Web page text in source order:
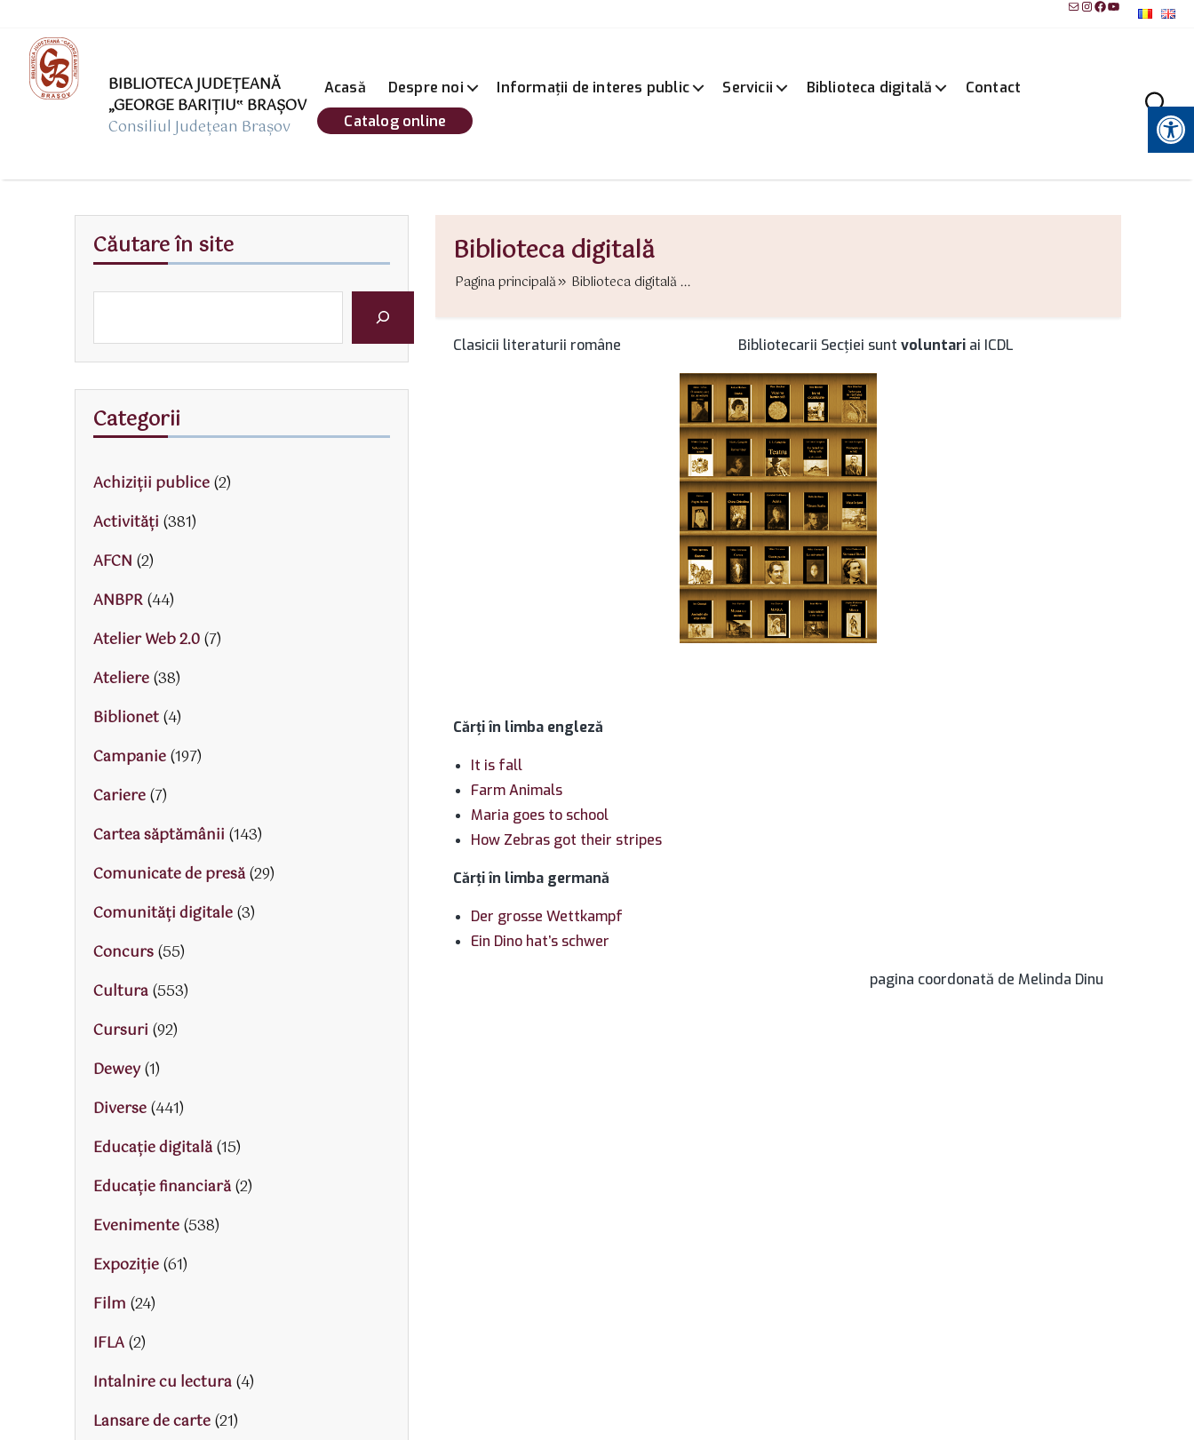
MailInstagram
Facebook
YouTube
BIBLIOTECA JUDEȚEANĂ
„GEORGE BARIŢIU‟ BRAŞOV
Consiliul Județean Brașov
Acasă Despre noi Informații de interes public Servicii Biblioteca digitală
Contact
Catalog online
Instrumente pentru accesibilitate
Biblioteca digitală
Pagina principală Biblioteca digitală ...
Clasicii literaturii române Bibliotecarii Secţiei sunt voluntari ai ICDL
Cărţi în limba engleză
It is fall
Farm Animals
Maria goes to school
How Zebras got their stripes
Cărţi în limba germană
Der grosse Wettkampf
Ein Dino hat’s schwer
pagina coordonată de Melinda Dinu
Căutare în site
Categorii
Achiziții publice(2)
Activităţi (381)
AFCN (2)
ANBPR(44)
Atelier Web 2.0(7)
Ateliere(38)
Biblionet(4)
Campanie(197)
Cariere(7)
Cartea săptămânii (143)
Comunicate de presă(29)
Comunități digitale(3)
Concurs(55)
Cultura(553)
Cursuri (92)
Dewey(1)
Diverse(441)
Educaţie digitală(15)
Educaţie financiară(2)
Evenimente(538)
Expoziție(61)
Film (24)
IFLA(2)
Intalnire cu lectura(4)
Lansare de carte(21)